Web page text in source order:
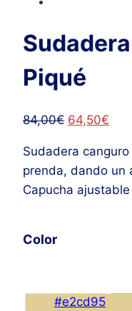
Piqué
84,00€ El
original
era:
84,00€.
64,50€
es:
Sudadera
prenda, dando un
Capucha
Color
#e2cd95